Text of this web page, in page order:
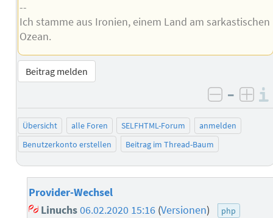
--
Ich stamme aus Ironien, einem Land am sarkastischen
Ozean.
Beitrag melden
negativ
–
Übersicht alle Foren SELFHTML-Forum
anmelden
Benutzerkonto erstellen
Beitrag im Thread-Baum
Provider-Wechsel
Linuchs06.02.2020 15:16 (Versionen) php